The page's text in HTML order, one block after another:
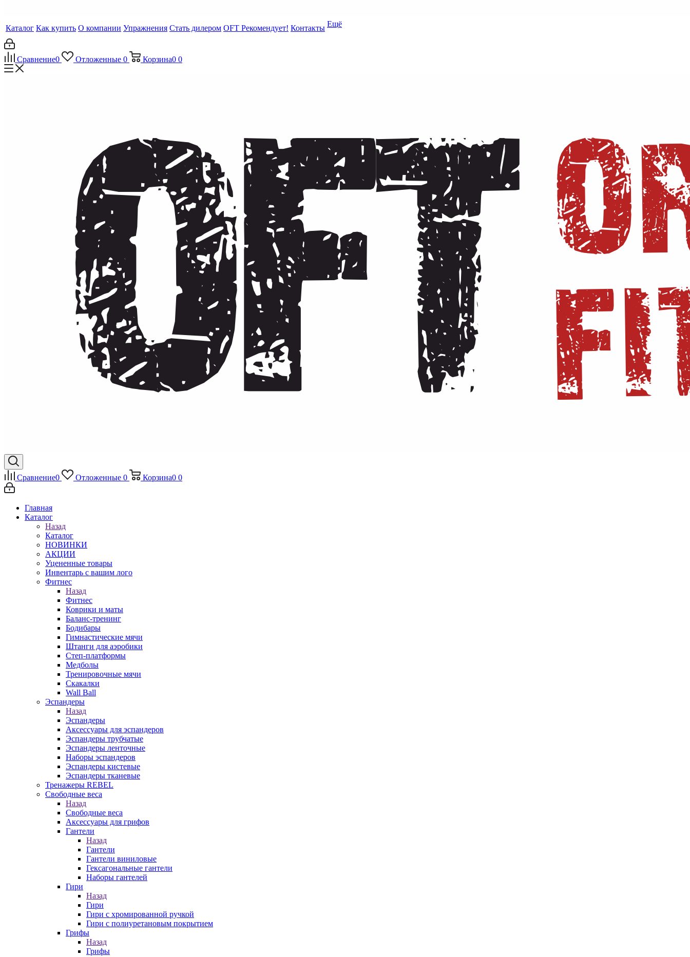
Каталог Как купить О компании Упражнения Стать дилером OFT Рекомендует! Контакты Ещё
Сравнение0 Отложенные 0 Корзина0 0
Сравнение0 Отложенные 0 Корзина0 0
Главная
Каталог
Назад
Каталог
НОВИНКИ
АКЦИИ
Уцененные товары
Инвентарь с вашим лого
Фитнес
Назад
Фитнес
Коврики и маты
Баланс-тренинг
Бодибары
Гимнастические мячи
Штанги для аэробики
Степ-платформы
Медболы
Тренировочные мячи
Скакалки
Wall Ball
Эспандеры
Назад
Эспандеры
Аксессуары для эспандеров
Эспандеры трубчатые
Эспандеры ленточные
Наборы эспандеров
Эспандеры кистевые
Эспандеры тканевые
Тренажеры REBEL
Свободные веса
Назад
Свободные веса
Аксессуары для грифов
Гантели
Назад
Гантели
Гантели виниловые
Гексагональные гантели
Наборы гантелей
Гири
Назад
Гири
Гири с хромированной ручкой
Гири с полиуретановым покрытием
Грифы
Назад
Грифы